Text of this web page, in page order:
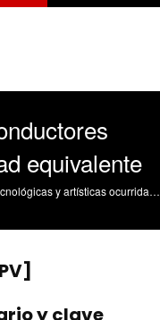
equivalente
Divulgación de las actividades científicas, tecnológicas y artísticas ocurridas en los tres campus de la UPV